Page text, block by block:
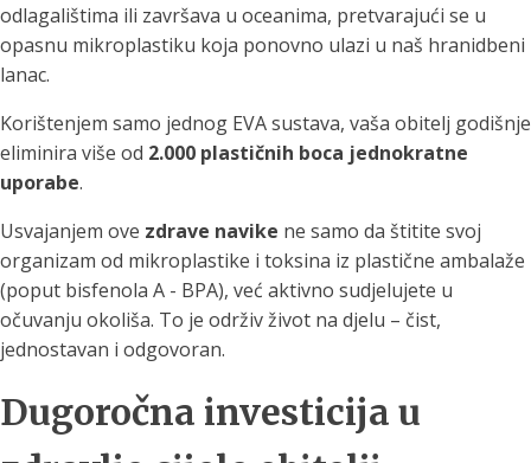
odlagalištima ili završava u oceanima, pretvarajući se u
opasnu mikroplastiku koja ponovno ulazi u naš hranidbeni
lanac.
Korištenjem samo jednog EVA sustava, vaša obitelj godišnje
eliminira više od 2.000 plastičnih boca jednokratne
uporabe.
Usvajanjem ove zdrave navike ne samo da štitite svoj
organizam od mikroplastike i toksina iz plastične ambalaže
(poput bisfenola A - BPA), već aktivno sudjelujete u
očuvanju okoliša. To je održiv život na djelu – čist,
jednostavan i odgovoran.
Dugoročna investicija u